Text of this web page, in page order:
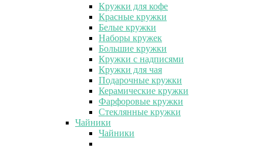
Кружки для кофе
Красные кружки
Белые кружки
Наборы кружек
Большие кружки
Кружки с надписями
Кружки для чая
Подарочные кружки
Керамические кружки
Фарфоровые кружки
Стеклянные кружки
Чайники
Чайники